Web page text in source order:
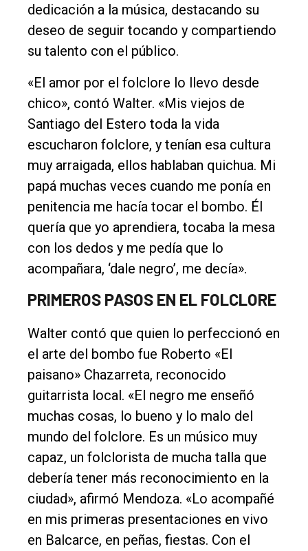
Inicio
Tendencia
General
Política
Cultura
Entrevistas
Rural
Deportes
Fúnebres
Edición
Empresa
Contacto
dedicación a la música, destacando su
deseo de seguir tocando y compartiendo
su talento con el público.
«El amor por el folclore lo llevo desde
chico», contó Walter. «Mis viejos de
Santiago del Estero toda la vida
escucharon folclore, y tenían esa cultura
muy arraigada, ellos hablaban quichua. Mi
papá muchas veces cuando me ponía en
penitencia me hacía tocar el bombo. Él
quería que yo aprendiera, tocaba la mesa
con los dedos y me pedía que lo
acompañara, ‘dale negro’, me decía».
PRIMEROS PASOS EN EL FOLCLORE
Walter contó que quien lo perfeccionó en
el arte del bombo fue Roberto «El
paisano» Chazarreta, reconocido
guitarrista local. «El negro me enseñó
muchas cosas, lo bueno y lo malo del
mundo del folclore. Es un músico muy
capaz, un folclorista de mucha talla que
debería tener más reconocimiento en la
ciudad», afirmó Mendoza. «Lo acompañé
en mis primeras presentaciones en vivo
en Balcarce, en peñas, fiestas. Con el